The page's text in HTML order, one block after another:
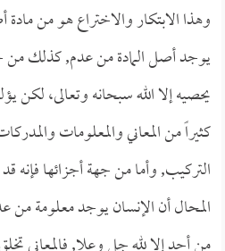
وهذا الابتكار والاختراع هو من
يوجد أصل المادة من عدم, كذلك من
يحصيه إلا الله سبحانه وتعالى، لكن
كثيراً من المعاني والمعلومات
التركيب, وأما من جهة أجزائها فإنه
المحال أن الإنسان يوجد معلومة